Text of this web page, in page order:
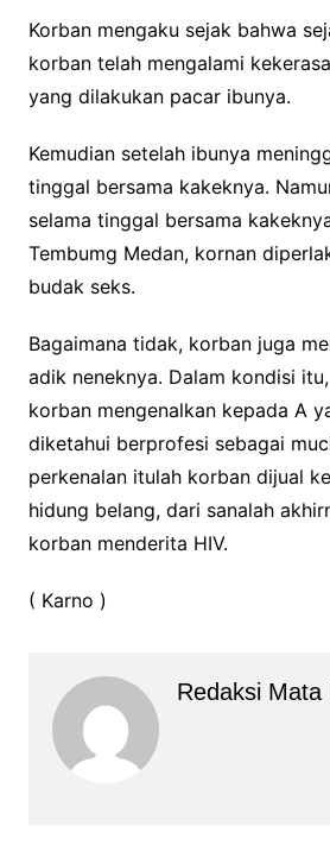
Korban mengaku sejak bahwa
korban telah mengalami
yang dilakukan pacar ibunya.
Kemudian setelah ibunya
tinggal bersama kakeknya.
selama tinggal bersama
Tembumg Medan, kornan
budak seks.
Bagaimana tidak, korban juga
adik neneknya. Dalam kondisi
korban mengenalkan kepada A
diketahui berprofesi sebagai
perkenalan itulah korban dijual
hidung belang, dari sanalah
korban menderita HIV.
( Karno )
Redaksi Mata